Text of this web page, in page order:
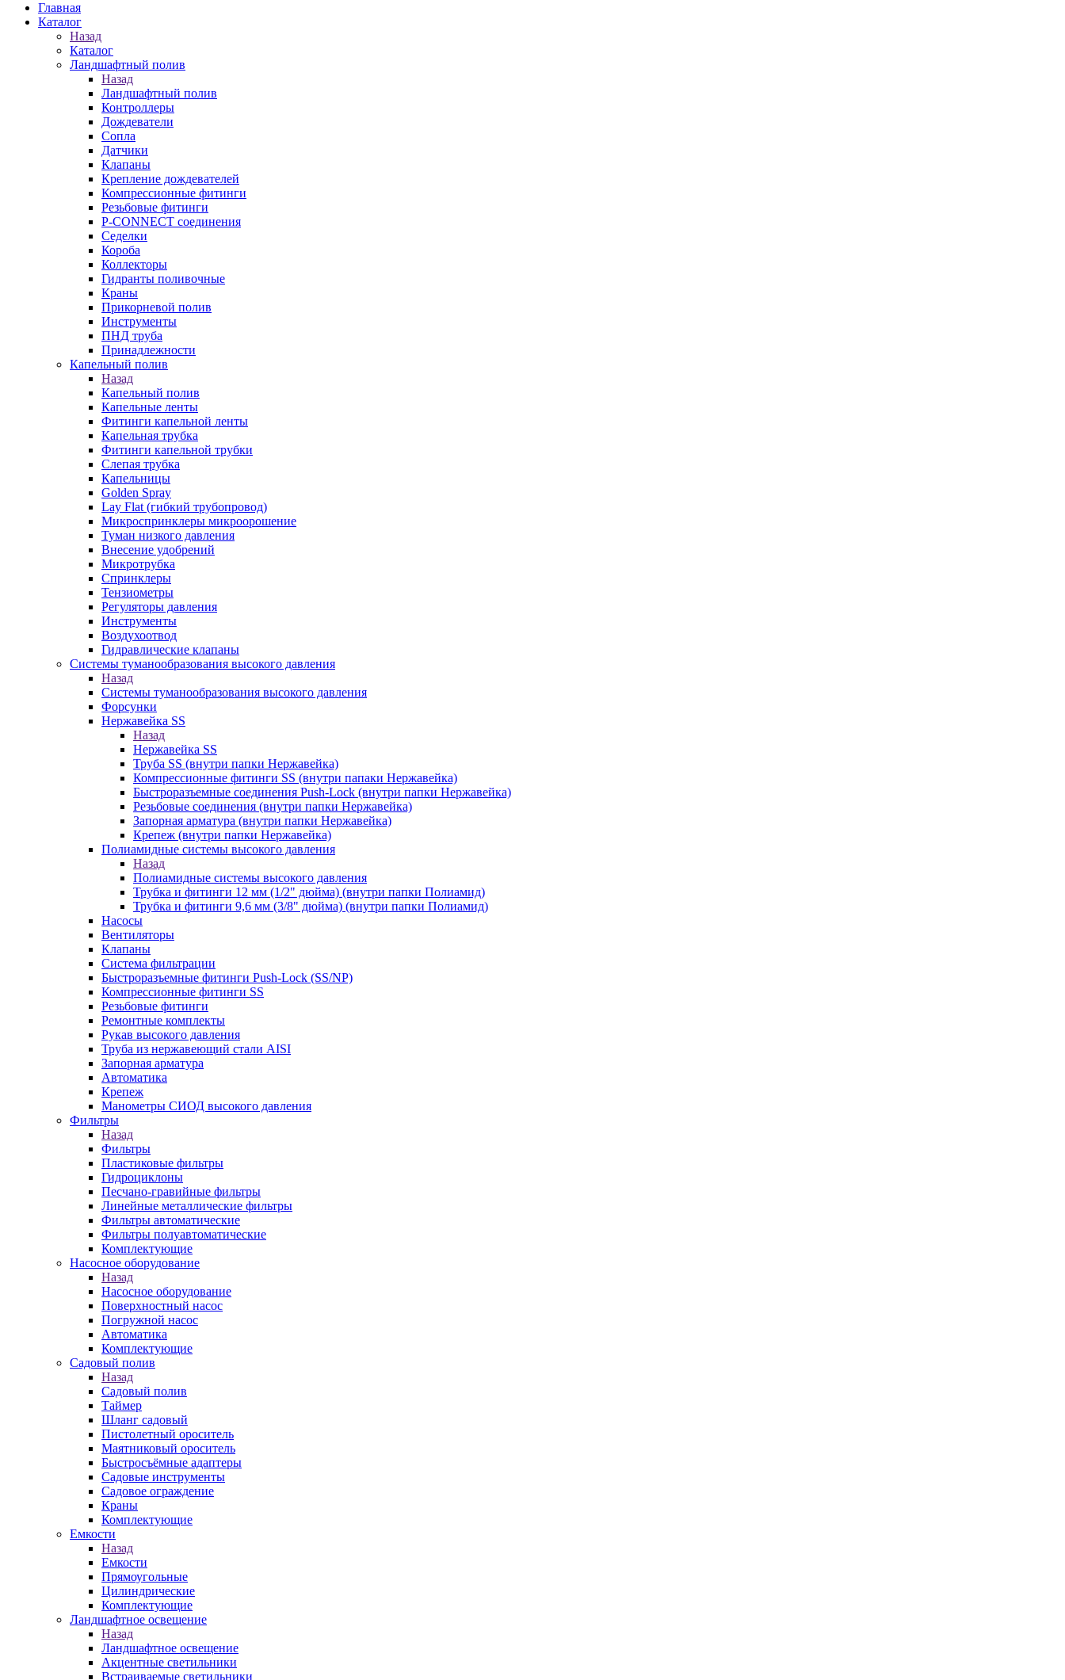
Главная
Каталог
Назад
Каталог
Ландшафтный полив
Назад
Ландшафтный полив
Контроллеры
Дождеватели
Сопла
Датчики
Клапаны
Крепление дождевателей
Компрессионные фитинги
Резьбовые фитинги
P-CONNECT соединения
Седелки
Короба
Коллекторы
Гидранты поливочные
Краны
Прикорневой полив
Инструменты
ПНД труба
Принадлежности
Капельный полив
Назад
Капельный полив
Капельные ленты
Фитинги капельной ленты
Капельная трубка
Фитинги капельной трубки
Слепая трубка
Капельницы
Golden Spray
Lay Flat (гибкий трубопровод)
Микроспринклеры микроорошение
Туман низкого давления
Внесение удобрений
Микротрубка
Спринклеры
Тензиометры
Регуляторы давления
Инструменты
Воздухоотвод
Гидравлические клапаны
Системы туманообразования высокого давления
Назад
Системы туманообразования высокого давления
Форсунки
Нержавейка SS
Назад
Нержавейка SS
Труба SS (внутри папки Нержавейка)
Компрессионные фитинги SS (внутри папаки Нержавейка)
Быстроразъемные соединения Push-Lock (внутри папки Нержавейка)
Резьбовые соединения (внутри папки Нержавейка)
Запорная арматура (внутри папки Нержавейка)
Крепеж (внутри папки Нержавейка)
Полиамидные системы высокого давления
Назад
Полиамидные системы высокого давления
Трубка и фитинги 12 мм (1/2" дюйма) (внутри папки Полиамид)
Трубка и фитинги 9,6 мм (3/8" дюйма) (внутри папки Полиамид)
Насосы
Вентиляторы
Клапаны
Система фильтрации
Быстроразъемные фитинги Push-Lock (SS/NP)
Компрессионные фитинги SS
Резьбовые фитинги
Ремонтные комплекты
Рукав высокого давления
Труба из нержавеющий стали AISI
Запорная арматура
Автоматика
Крепеж
Манометры СИОД высокого давления
Фильтры
Назад
Фильтры
Пластиковые фильтры
Гидроциклоны
Песчано-гравийные фильтры
Линейные металлические фильтры
Фильтры автоматические
Фильтры полуавтоматические
Комплектующие
Насосное оборудование
Назад
Насосное оборудование
Поверхностный насос
Погружной насос
Автоматика
Комплектующие
Садовый полив
Назад
Садовый полив
Таймер
Шланг садовый
Пистолетный ороситель
Маятниковый ороситель
Быстросъёмные адаптеры
Садовые инструменты
Садовое ограждение
Краны
Комплектующие
Емкости
Назад
Емкости
Прямоугольные
Цилиндрические
Комплектующие
Ландшафтное освещение
Назад
Ландшафтное освещение
Акцентные светильники
Встраиваемые светильники